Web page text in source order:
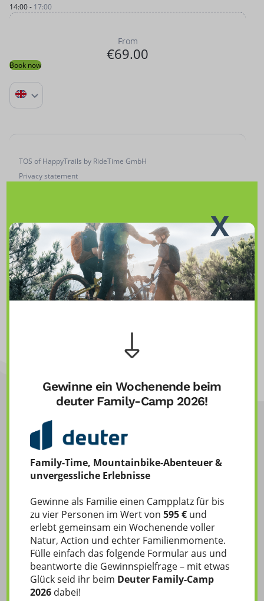
14:00- 17:00
From
€69.00
Book now
TOS of HappyTrails by RideTime GmbH
Privacy statement
Schulungskonzept & Kidslevel erklärt
Unser HappyTrailsKids Team
Kontakt
Gewinne ein Wochenende beim
deuter Family-Camp 2026!
Family-Time, Mountainbike-Abenteuer &
unvergessliche Erlebnisse
Gewinne als Familie einen Campplatz für bis
zu vier Personen im Wert von595 € und
erlebt gemeinsam ein Wochenende voller
Natur, Action und echter Familienmomente.
Fülle einfach das folgende Formular aus und
beantworte die Gewinnspielfrage – mit etwas
Glück seid ihr beim Deuter Family-Camp
2026 dabei!
X